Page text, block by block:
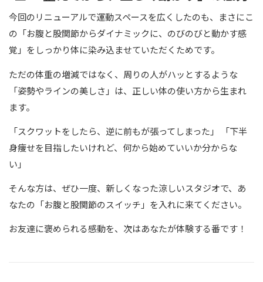
今回のリニューアルで運動スペースを広くしたのも、まさにこ
の「お腹と股関節からダイナミックに、のびのびと動かす感
覚」をしっかり体に染み込ませていただくためです。
ただの体重の増減ではなく、周りの人がハッとするような
「姿勢やラインの美しさ」は、正しい体の使い方から生まれ
ます。
「スクワットをしたら、逆に前もが張ってしまった」 「下半
身痩せを目指したいけれど、何から始めていいか分からな
い」
そんな方は、ぜひ一度、新しくなった涼しいスタジオで、あ
なたの「お腹と股関節のスイッチ」を入れに来てください。
お友達に褒められる感動を、次はあなたが体験する番です！